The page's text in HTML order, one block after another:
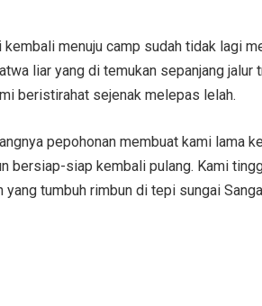
kembali menuju camp sudah tidak lagi
liar yang di temukan sepanjang
beristirahat sejenak melepas lelah.
pepohonan membuat kami lama
bersiap-siap kembali pulang. Kami
tumbuh rimbun di tepi sungai